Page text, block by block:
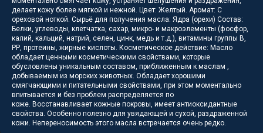
делает кожу более мягкой и нежной. Цвет: Желтый. Аромат: С
ореховой ноткой. Сырьё для получения масла: Ядра (орехи) Состав:
Белки, углеводы, клетчатка, сахар, микро- и макроэлементы (фосфор,
калий, кальций, натрий, селен, цинк, медь и т.д.), витамины группы В,
РР, протеины, жирные кислоты. Косметическое действие: Масло
обладает ценными косметическими свойствами, которые
обусловлены уникальным составом, приближенным к маслам ,
добываемым из морских животных. Обладает хорошими
смягчающими и питательными свойствами, при этом моментально
впитывается и без проблем распределяется по
коже. Восстанавливает кожные покровы, имеет антиоксидантные
свойства. Особенно полезно для увядающей и сухой, раздраженной
кожи. Непереносимость этого масла встречается очень редко.